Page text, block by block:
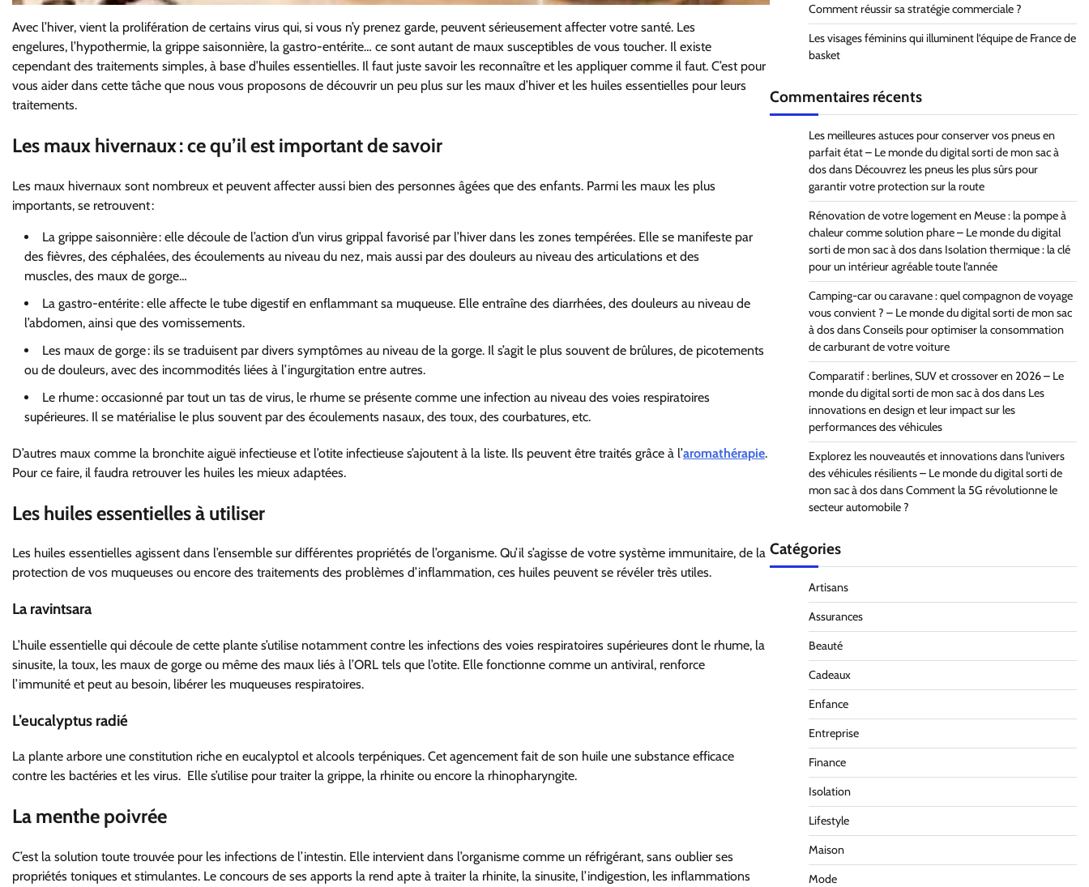
Avec l’hiver, vient la prolifération de certains virus qui, si vous n’y prenez garde, peuventsérieusement affecter votre santé. Les
engelures, l’hypothermie, la grippe saisonnière, la gastro-entérite… ce sont autant de maux susceptibles de vous toucher. Il existe
cependant des traitements simples, à base d’huiles essentielles. Il faut juste savoir les reconnaître et les appliquer comme il faut. C’est pour
vous aider dans cette tâche que nous vous proposons de découvrir un peu plus sur les maux d’hiver et les huiles essentielles pour leurs
traitements.
Les maux hivernaux: ce qu’il est important de savoir
Les maux hivernaux sont nombreux et peuvent affecter aussi bien des personnes âgées que des enfants. Parmi les maux les plus
importants, se retrouvent :
La grippe saisonnière : elle découle de l’action d’un virus grippal favorisé par l’hiver dans les zones tempérées. Elle se manifeste par
des fièvres, des céphalées, des écoulements au niveau du nez, mais aussi par des douleurs au niveau des articulations et des
muscles, des maux de gorge…
La gastro-entérite : elle affecte le tube digestif en enflammantsa muqueuse. Elle entraîne des diarrhées, des douleurs au niveau de
l’abdomen, ainsi que des vomissements.
Les maux de gorge : ils se traduisent par divers symptômes au niveau de la gorge. Il s’agit le plus souvent de brûlures, de picotements
ou de douleurs, avec des incommodités liées à l’ingurgitation entre autres.
Le rhume: occasionné par tout un tas de virus, le rhume se présente comme une infection au niveau des voies respiratoires
supérieures. Il se matérialise le plus souvent par des écoulements nasaux, des toux, des courbatures, etc.
D’autres maux comme la bronchite aiguë infectieuse et l’otite infectieuse s’ajoutent à la liste. Ils peuvent être traités grâce à l’aromathérapie.
Pour ce faire, il faudra retrouver les huiles les mieux adaptées.
Les huiles essentielles à utiliser
Les huiles essentielles agissent dans l’ensemble sur différentes propriétés de l’organisme. Qu’il s’agisse de votre système immunitaire, de la
protection de vos muqueuses ou encore des traitements des problèmes d’inflammation, ces huiles peuvent se révéler très utiles.
La ravintsara
L’huile essentielle qui découle de cette plante s’utilise notamment contre les infections des voies respiratoires supérieures dont le rhume, la
sinusite, la toux, les maux de gorge ou même des maux liés à l’ORL tels que l’otite. Elle fonctionne comme un antiviral, renforce
l’immunité et peut au besoin, libérer les muqueuses respiratoires.
L’eucalyptus radié
La plante arbore une constitution riche en eucalyptol et alcools terpéniques. Cet agencement fait de son huile une substance efficace
contre les bactéries et les virus. Elle s’utilise pour traiter la grippe, la rhinite ou encore la rhinopharyngite.
La menthe poivrée
C’est la solution toute trouvée pour les infections de l’intestin. Elle intervient dans l’organisme comme un réfrigérant, sans oublier ses
propriétés toniques et stimulantes. Le concours de ses apports la rend apte à traiter la rhinite, la sinusite, l’indigestion, les inflammations
Comment réussir sa stratégie commerciale ?
Les visages féminins qui illuminent l’équipe de France de
basket
Commentaires récents
Les meilleures astuces pour conserver vos pneus en
parfait état – Le monde du digital sorti de mon sac à
dosdans Découvrez les pneus les plus sûrs pour
garantir votre protection sur la route
Rénovation de votre logement en Meuse : la pompe à
chaleur comme solution phare – Le monde du digital
sorti de mon sac à dosdans Isolation thermique : la clé
pour un intérieur agréable toute l’année
Camping-car ou caravane : quel compagnon de voyage
vous convient ? – Le monde du digital sorti de mon sac
à dosdansConseils pour optimiser la consommation
de carburant de votre voiture
Comparatif : berlines, SUV et crossover en 2026 – Le
monde du digital sorti de mon sac à dosdans Les
innovations en design et leur impact sur les
performances des véhicules
Explorez les nouveautés et innovations dans l’univers
des véhicules résilients – Le monde du digital sorti de
mon sac à dosdansComment la 5G révolutionne le
secteur automobile ?
Catégories
Artisans
Assurances
Beauté
Cadeaux
Enfance
Entreprise
Finance
Isolation
Lifestyle
Maison
Mode